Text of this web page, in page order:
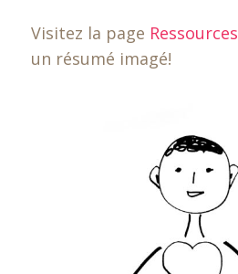
Visitez la page Ressources
un résumé imagé!